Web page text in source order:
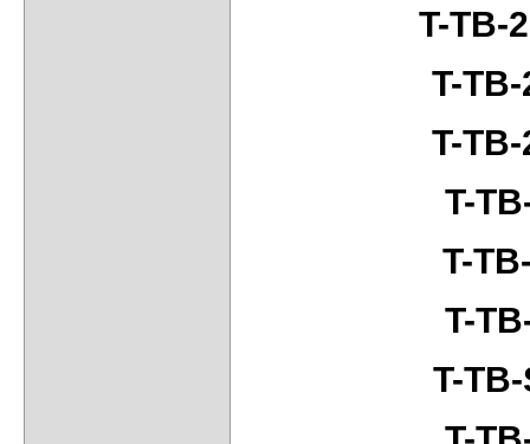
T-TB-
T-
T-
T-
T-
T-
T-